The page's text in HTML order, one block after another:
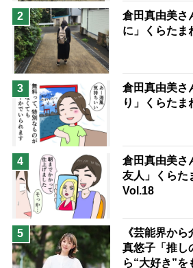
予防法
2
倉田真由美さ
に」くらたま
3
倉田真由美さ
り」くらたま
4
倉田真由美さ
友人」くらた
Vol.18
5
《芸能界か
真悠子「推し
ら“大好き”を